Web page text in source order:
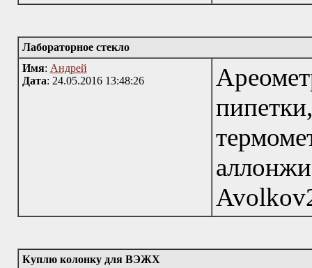
Лабораторное стекло
Имя: Андрей
Дата: 24.05.2016 13:48:26
Куплю колонку для ВЭЖХ